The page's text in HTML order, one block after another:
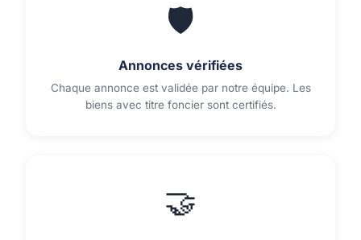
🛡️
Annonces vérifiées
Chaque annonce est validée par notre équipe. Les
biens avec titre foncier sont certifiés.
🤝